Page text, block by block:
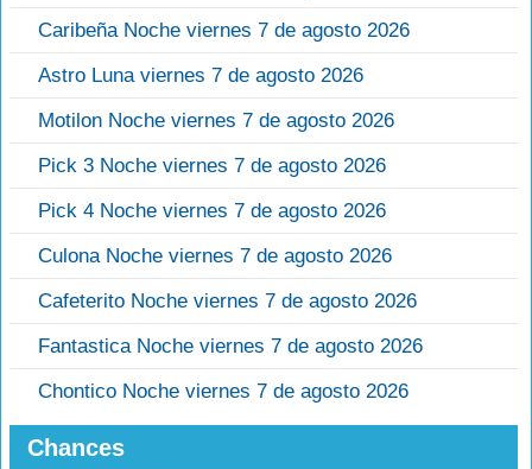
Caribeña Noche viernes 7 de agosto 2026
Astro Luna viernes 7 de agosto 2026
Motilon Noche viernes 7 de agosto 2026
Pick 3 Noche viernes 7 de agosto 2026
Pick 4 Noche viernes 7 de agosto 2026
Culona Noche viernes 7 de agosto 2026
Cafeterito Noche viernes 7 de agosto 2026
Fantastica Noche viernes 7 de agosto 2026
Chontico Noche viernes 7 de agosto 2026
Chances